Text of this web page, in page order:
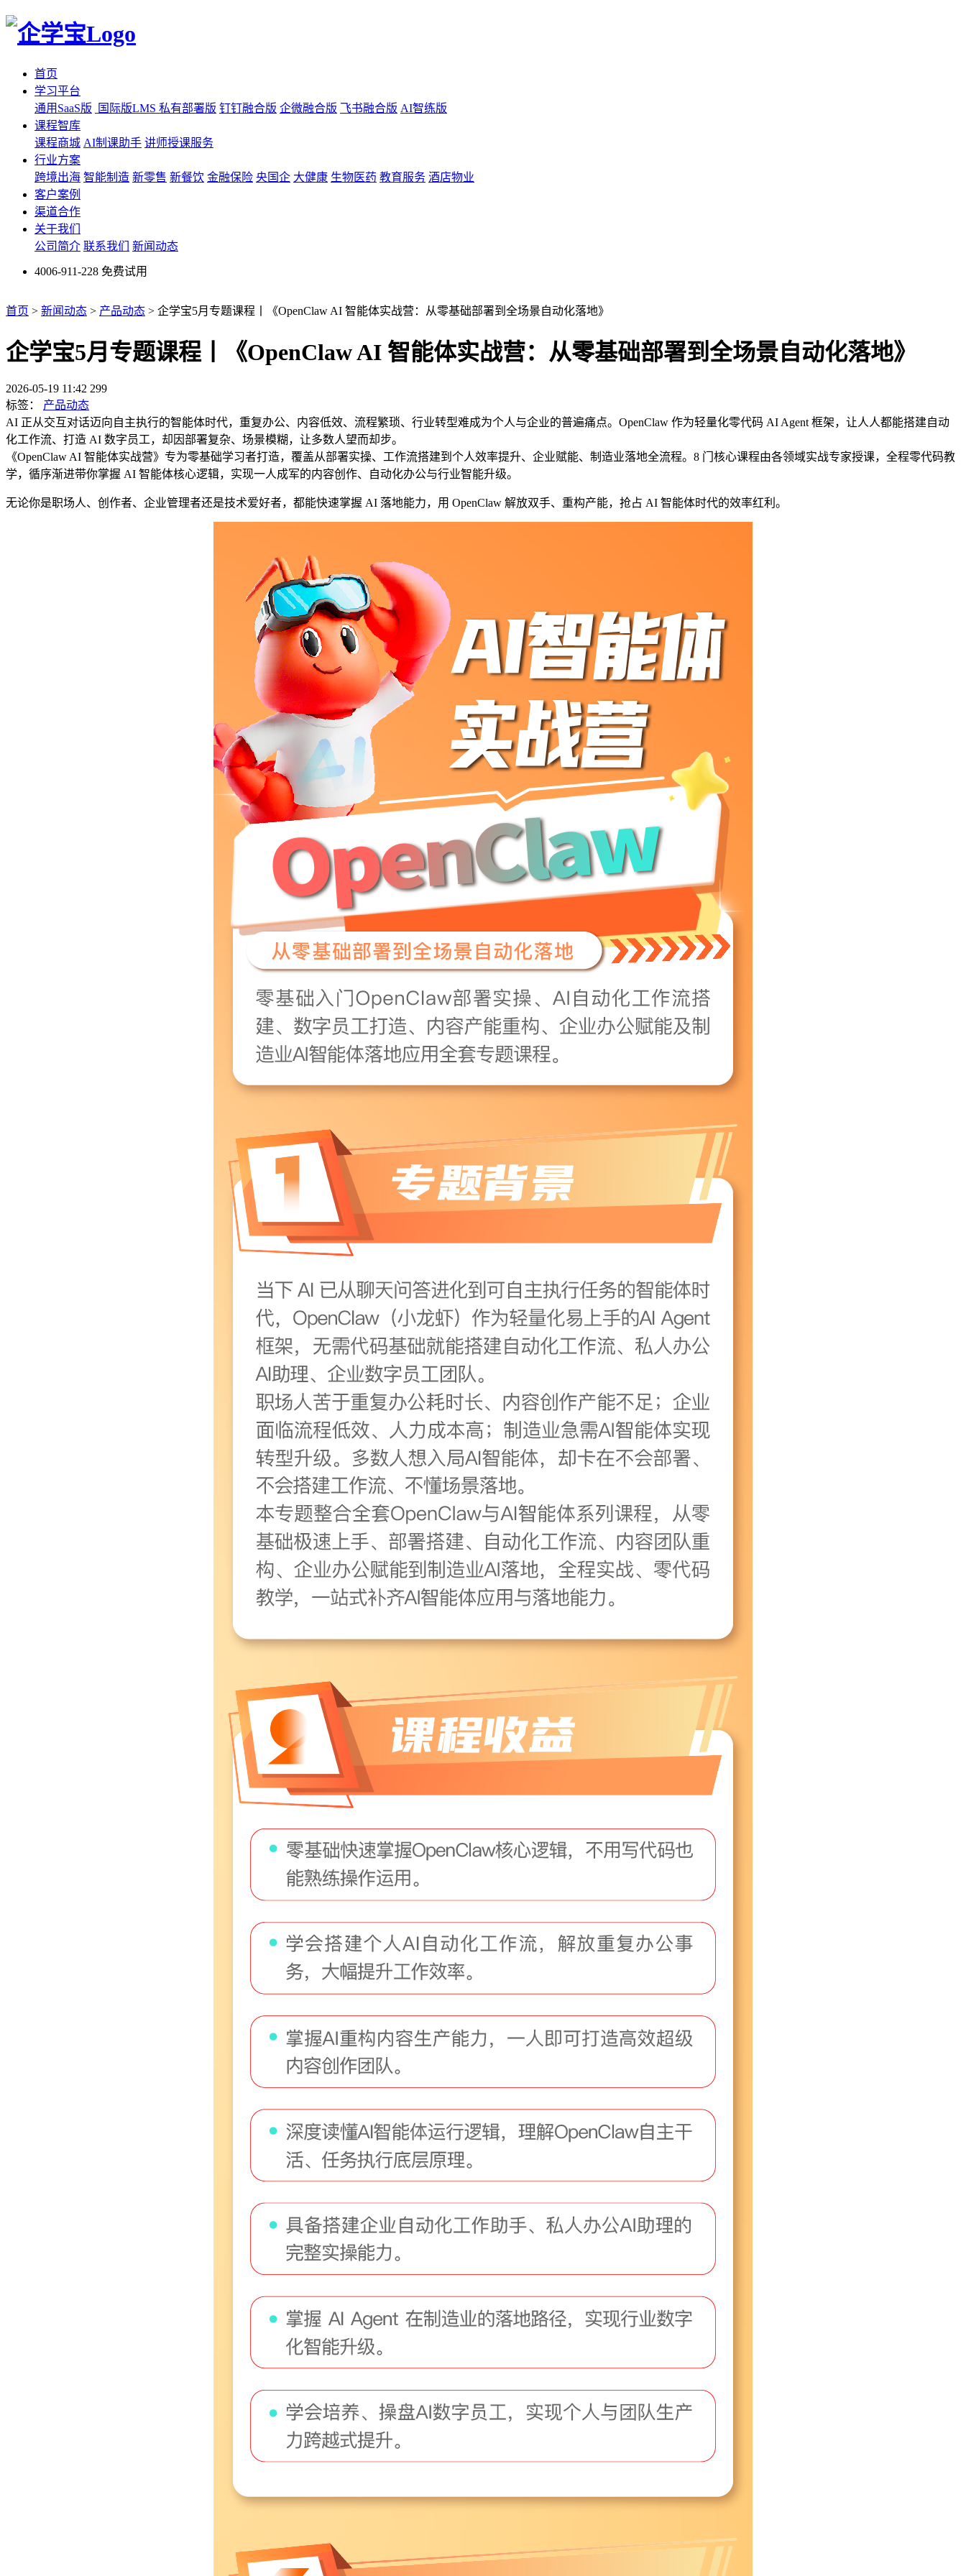
首页
学习平台
通用SaaS版
国际版LMS 私有部署版 钉钉融合版 企微融合版 飞书融合版 AI智练版
课程智库
课程商城 AI制课助手 讲师授课服务
行业方案
跨境出海 智能制造 新零售 新餐饮 金融保险 央国企 大健康 生物医药 教育服务 酒店物业
客户案例
渠道合作
关于我们
公司简介 联系我们 新闻动态
4006-911-228 免费试用
首页 > 新闻动态 > 产品动态 > 企学宝5月专题课程丨《OpenClaw AI 智能体实战营：从零基础部署到全场景自动化落地》
企学宝5月专题课程丨《OpenClaw AI 智能体实战营：从零基础部署到全场景自动化落地》
2026-05-19 11:42 299
标签：
产品动态
AI 正从交互对话迈向自主执行的智能体时代，重复办公、内容低效、流程繁琐、行业转型难成为个人与企业的普遍痛点。OpenClaw 作为轻量化零代码 AI Agent 框架，让人人都能搭建自动
化工作流、打造 AI 数字员工，却因部署复杂、场景模糊，让多数人望而却步。
《OpenClaw AI 智能体实战营》专为零基础学习者打造，覆盖从部署实操、工作流搭建到个人效率提升、企业赋能、制造业落地全流程。8 门核心课程由各领域实战专家授课，全程零代码教
学，循序渐进带你掌握 AI 智能体核心逻辑，实现一人成军的内容创作、自动化办公与行业智能升级。
无论你是职场人、创作者、企业管理者还是技术爱好者，都能快速掌握 AI 落地能力，用 OpenClaw 解放双手、重构产能，抢占 AI 智能体时代的效率红利。